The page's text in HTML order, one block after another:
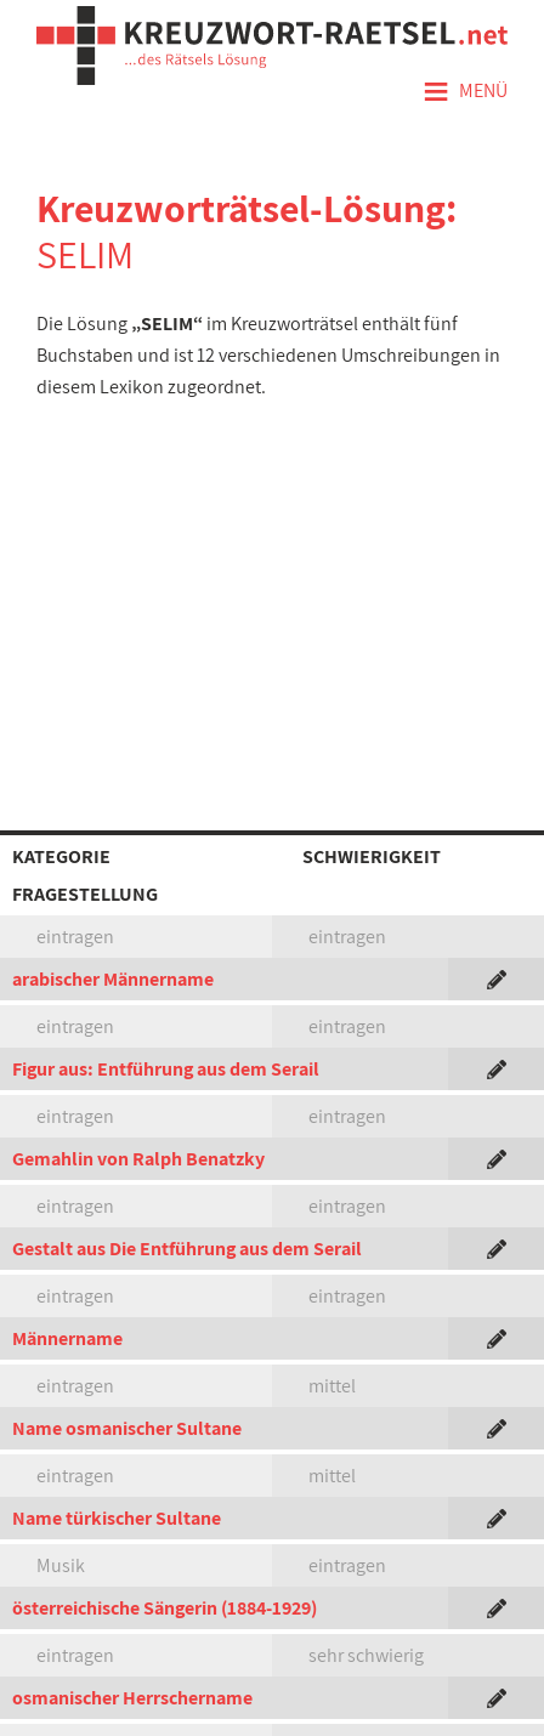
≡ MENÜ
Kreuzworträtsel-Lösung:
SELIM
Die Lösung„SELIM“ im Kreuzworträtsel enthält fünf
Buchstaben und ist 12 verschiedenen Umschreibungen in
diesem Lexikon zugeordnet.
KATEGORIE
SCHWIERIGKEIT
FRAGESTELLUNG
eintragen
eintragen
arabischer Männername
eintragen
eintragen
Figur aus: Entführung aus dem Serail
eintragen
eintragen
Gemahlin von Ralph Benatzky
eintragen
eintragen
Gestalt aus Die Entführung aus dem Serail
eintragen
eintragen
Männername
eintragen
mittel
Name osmanischer Sultane
eintragen
mittel
Name türkischer Sultane
Musik
eintragen
österreichische Sängerin (1884-1929)
eintragen
sehr schwierig
osmanischer Herrschername